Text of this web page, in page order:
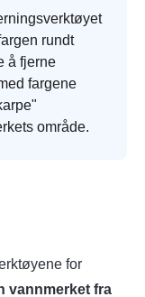
rundt
å fjerne
fargene
område.
for
vannmerket fra